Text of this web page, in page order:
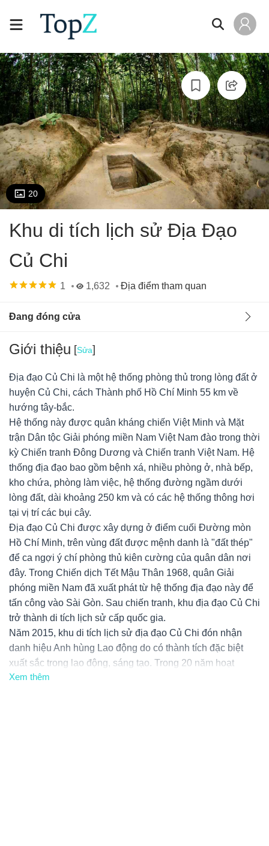
Duy Nguyen
09/03/22
Hà Nội, Việt Nam
20
Khu di tích lịch sử Địa Đạo
Củ Chi
1 1,632 Địa điểm tham quan
Đang đóng cửa
Giới thiệu [Sửa]
Địa đạo Củ Chi là một hệ thống phòng thủ trong lòng đất ở
huyện Củ Chi, cách Thành phố Hồ Chí Minh 55 km về
hướng tây-bắc.
Hệ thống này được quân kháng chiến Việt Minh và Mặt
trận Dân tộc Giải phóng miền Nam Việt Nam đào trong thời
kỳ Chiến tranh Đông Dương và Chiến tranh Việt Nam. Hệ
thống địa đạo bao gồm bệnh xá, nhiều phòng ở, nhà bếp,
kho chứa, phòng làm việc, hệ thống đường ngầm dưới
lòng đất, dài khoảng 250 km và có các hệ thống thông hơi
tại vị trí các bụi cây.
Địa đạo Củ Chi được xây dựng ở điểm cuối Đường mòn
Hồ Chí Minh, trên vùng đất được mệnh danh là "đất thép"
để ca ngợi ý chí phòng thủ kiên cường của quân dân nơi
đây. Trong Chiến dịch Tết Mậu Thân 1968, quân Giải
phóng miền Nam đã xuất phát từ hệ thống địa đạo này để
tấn công vào Sài Gòn. Sau chiến tranh, khu địa đạo Củ Chi
trở thành di tích lịch sử cấp quốc gia.
Năm 2015, khu di tích lịch sử địa đạo Củ Chi đón nhận
danh hiệu Anh hùng Lao động do có thành tích đặc biệt
xuất sắc trong lao động, sáng tạo. Trong 20 năm hoạt
động, khu di tích đón hơn 20 triệu lượt khách trong và
Xem thêm